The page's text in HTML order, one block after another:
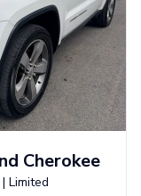
Cherokee
| Limited